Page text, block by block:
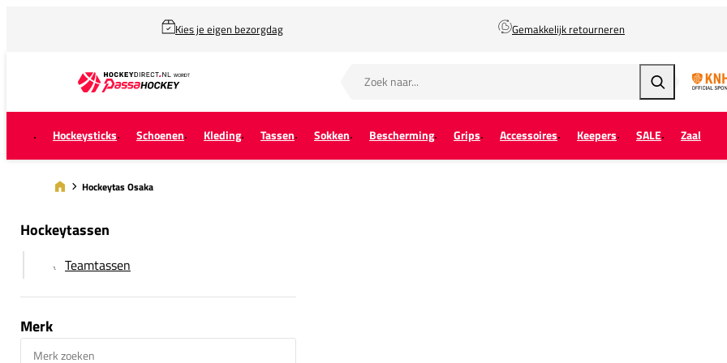
Kies je eigen bezorgdag Gemakkelijk retourneren
Zoeken
Hockeysticks Schoenen Kleding Tassen Sokken Bescherming Grips Accessoires Keepers SALE Zaal
Hockeytas Osaka
Hockeytassen
Teamtassen
Merk